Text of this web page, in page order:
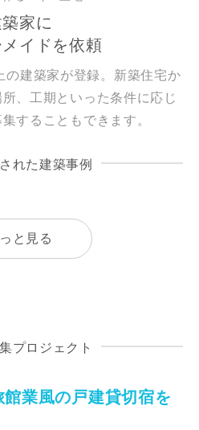
家に
イドを依頼
建築家が登録。新築住宅か
、工期といった条件に応じ
することもできます。
れた建築事例
と見る
プロジェクト
業風の戸建貸切宿を